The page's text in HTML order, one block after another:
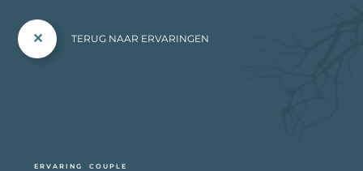
TERUG NAAR ERVARINGEN
ERVARING COUPLE